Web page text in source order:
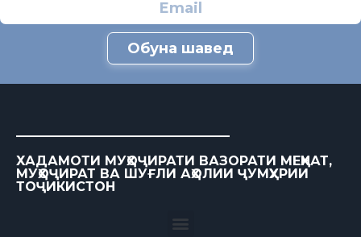
Обуна шавед
ХАДАМОТИ МУҲОҶИРАТИ ВАЗОРАТИ МЕҲНАТ,
МУҲОҶИРАТ ВА ШУҒЛИ АҲОЛИИ ҶУМҲУРИИ
ТОҶИКИСТОН